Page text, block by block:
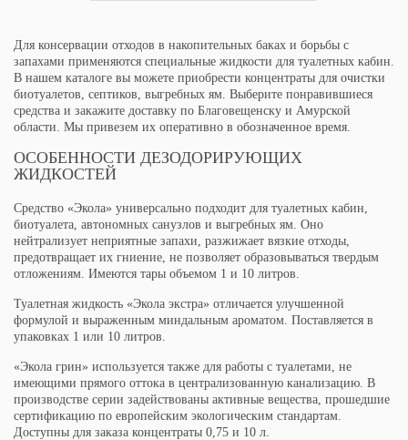
Для консервации отходов в накопительных баках и борьбы с
запахами применяются специальные жидкости для туалетных кабин.
В нашем каталоге вы можете приобрести концентраты для очистки
биотуалетов, септиков, выгребных ям. Выберите понравившиеся
средства и закажите доставку по Благовещенску и Амурской
области. Мы привезем их оперативно в обозначенное время.
ОСОБЕННОСТИ ДЕЗОДОРИРУЮЩИХ
ЖИДКОСТЕЙ
Средство «Экола» универсально подходит для туалетных кабин,
биотуалета, автономных санузлов и выгребных ям. Оно
нейтрализует неприятные запахи, разжижает вязкие отходы,
предотвращает их гниение, не позволяет образовываться твердым
отложениям. Имеются тары объемом 1 и 10 литров.
Туалетная жидкость «Экола экстра» отличается улучшенной
формулой и выраженным миндальным ароматом. Поставляется в
упаковках 1 или 10 литров.
«Экола грин» используется также для работы с туалетами, не
имеющими прямого оттока в централизованную канализацию. В
производстве серии задействованы активные вещества, прошедшие
сертификацию по европейским экологическим стандартам.
Доступны для заказа концентраты 0,75 и 10 л.